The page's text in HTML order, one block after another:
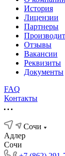
История
Лицензии
Партнеры
Отзывы
Вакансии
Реквизиты
Документы
FAQ
Контакты
Сочи
Адлер
Сочи